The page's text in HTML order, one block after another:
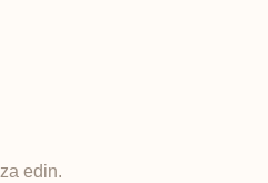
edin.